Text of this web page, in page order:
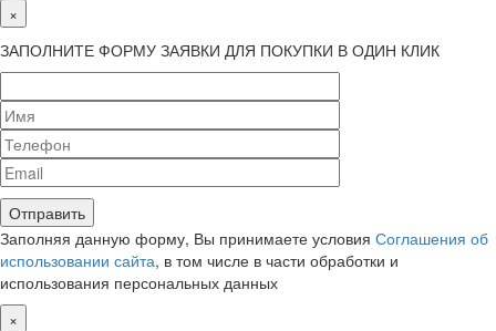
×
ЗАПОЛНИТЕ ФОРМУ ЗАЯВКИ ДЛЯ ПОКУПКИ В ОДИН КЛИК
Заполняя данную форму, Вы принимаете условия Соглашения об
использовании сайта, в том числе в части обработки и
использования персональных данных
×